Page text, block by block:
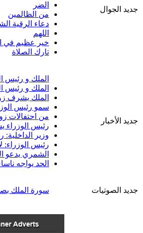
جديد الجوال
الضر
من الظالمين
دعاء الرقية
اللهم
خير عظيم في
تارك الصلاة
جديد الأخبار
الملك و رئيس
الملك و رئيس
الملك يشرف
سمو رئيس
من احتفالات
رئيس الوزراء
وزير
رئيس الوزراء:
الشمري يدعو
الحد يواجه
جديد الصوتيات سورة الملك